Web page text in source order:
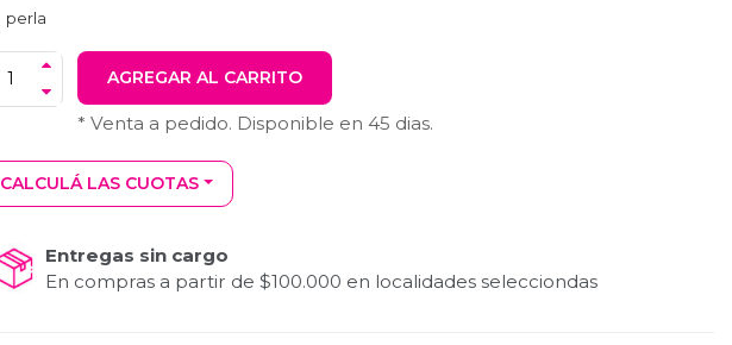
perla
AGREGAR AL CARRITO
* Venta a pedido. Disponible en 45 dias.
CALCULÁ LAS CUOTAS
Entregas sin cargo
En compras a partir de $100.000 en localidades selecciondas